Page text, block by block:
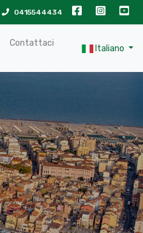
0415544434
Contattaci Italiano